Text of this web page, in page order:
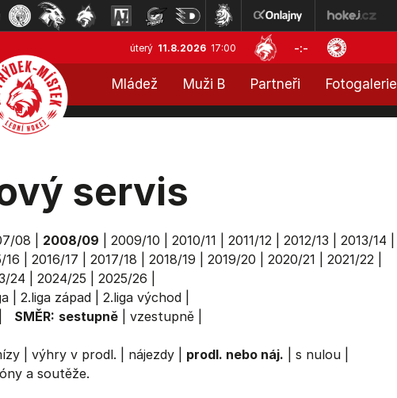
úterý 11.8.2026 17:00 -:-
Mládež Muži B Partneři Fotogalerie
servis
08 2008/09 2009/10 2010/11 2011/12| 2012/13 2013/14
16 2016/17 2017/18 2018/19 2019/20 2020/21 2021/22|
24 2024/25 2025/26
| 2.liga západ| 2.liga východ|
SMĚR: sestupně| vzestupně|
| výhry v prodl. nájezdy| prodl. nebo náj. s nulou|
a soutěže.